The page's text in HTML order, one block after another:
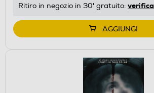
Ritiro in negozio in 30' gratuito: verifica
AGGIUNGI